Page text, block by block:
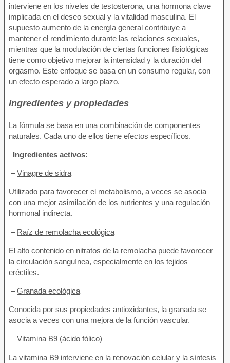
interviene en los niveles de testosterona, una hormona clave
implicada en el deseo sexual y la vitalidad masculina. El
supuesto aumento de la energía general contribuye a
mantener el rendimiento durante las relaciones sexuales,
mientras que la modulación de ciertas funciones fisiológicas
tiene como objetivo mejorar la intensidad y la duración del
orgasmo. Este enfoque se basa en un consumo regular, con
un efecto esperado a largo plazo.
Ingredientes y propiedades
La fórmula se basa en una combinación de componentes
naturales. Cada uno de ellos tiene efectos específicos.
Ingredientes activos:
–Vinagre de sidra
Utilizado para favorecer el metabolismo, a veces se asocia
con una mejor asimilación de los nutrientes y una regulación
hormonal indirecta.
– Raíz de remolacha ecológica
El alto contenido en nitratos de la remolacha puede favorecer
la circulación sanguínea, especialmente en los tejidos
eréctiles.
–Granada ecológica
Conocida por sus propiedades antioxidantes, la granada se
asocia a veces con una mejora de la función vascular.
–Vitamina B9 (ácido fólico)
La vitamina B9 interviene en la renovación celular y la síntesis